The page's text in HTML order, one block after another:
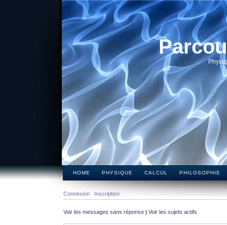
HOME PHYSIQUE CALCUL PHILOSOPHIE
Connexion Inscription
Voir les messages sans réponse | Voir les sujets actifs